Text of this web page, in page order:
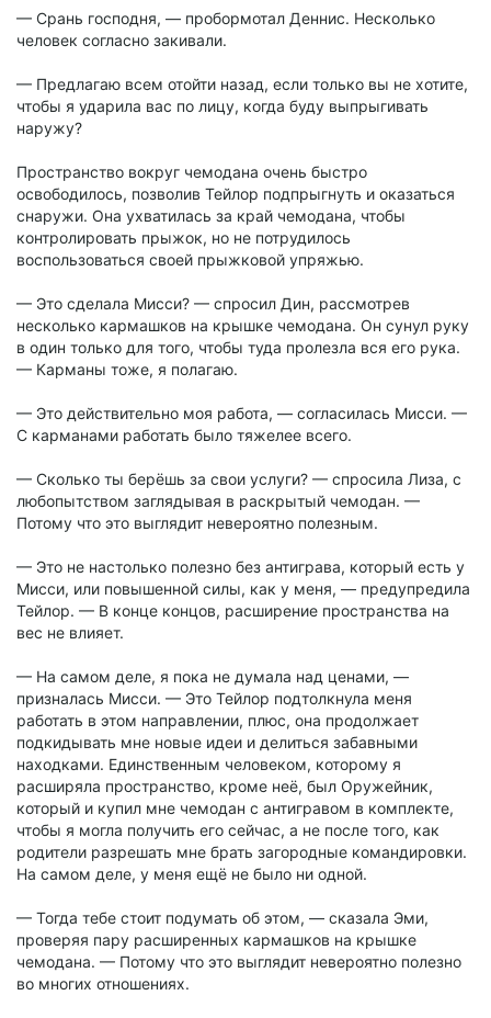
— Срань господня, — пробормотал Деннис. Несколько
человек согласно закивали.
— Предлагаю всем отойти назад, если только вы не хотите,
чтобы я ударила вас по лицу, когда буду выпрыгивать
наружу?
Пространство вокруг чемодана очень быстро
освободилось, позволив Тейлор подпрыгнуть и оказаться
снаружи. Она ухватилась за край чемодана, чтобы
контролировать прыжок, но не потрудилось
воспользоваться своей прыжковой упряжью.
— Это сделала Мисси? — спросил Дин, рассмотрев
несколько кармашков на крышке чемодана. Он сунул руку
в один только для того, чтобы туда пролезла вся его рука.
— Карманы тоже, я полагаю.
— Это действительно моя работа, — согласилась Мисси. —
С карманами работать было тяжелее всего.
— Сколько ты берёшь за свои услуги? — спросила Лиза, с
любопытством заглядывая в раскрытый чемодан. —
Потому что это выглядит невероятно полезным.
— Это не настолько полезно без антиграва, который есть у
Мисси, или повышенной силы, как у меня, — предупредила
Тейлор. — В конце концов, расширение пространства на
вес не влияет.
— На самом деле, я пока не думала над ценами, —
призналась Мисси. — Это Тейлор подтолкнула меня
работать в этом направлении, плюс, она продолжает
подкидывать мне новые идеи и делиться забавными
находками. Единственным человеком, которому я
расширяла пространство, кроме неё, был Оружейник,
который и купил мне чемодан с антигравом в комплекте,
чтобы я могла получить его сейчас, а не после того, как
родители разрешать мне брать загородные командировки.
На самом деле, у меня ещё не было ни одной.
— Тогда тебе стоит подумать об этом, — сказала Эми,
проверяя пару расширенных кармашков на крышке
чемодана. — Потому что это выглядит невероятно полезно
во многих отношениях.